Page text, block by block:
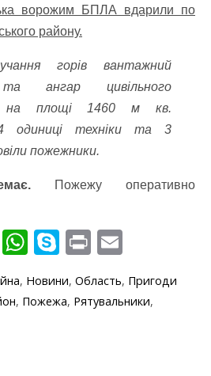
ворожим БПЛА вдарили по
району.
горів вантажний
ангар цивільного
на площі 1460 м кв.
одиниці техніки та 3
пожежники.
Пожежу оперативно
Vi
b
W
at
S
y
p
Pr
t ai
, Новини, Область, Пригоди
, Пожежа, Рятувальники,